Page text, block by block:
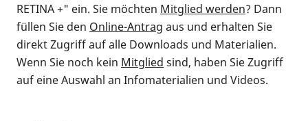
RETINA +" ein. Sie möchten Mitglied werden? Dann
füllen Sie den Online-Antrag aus und erhalten Sie
direkt Zugriff auf alle Downloads und Materialien.
Wenn Sie noch kein Mitglied sind, haben Sie Zugriff
auf eine Auswahl an Infomaterialien und Videos.